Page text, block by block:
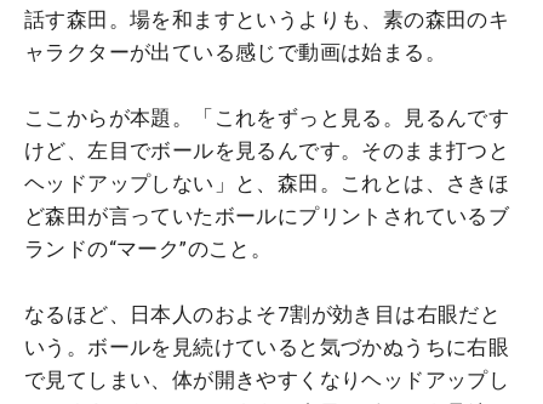
話す森田。場を和ますというよりも、素の森田のキ
ャラクターが出ている感じで動画は始まる。
ここからが本題。「これをずっと見る。見るんです
けど、左目でボールを見るんです。そのまま打つと
ヘッドアップしない」と、森田。これとは、さきほ
ど森田が言っていたボールにプリントされているブ
ランドの“マーク”のこと。
なるほど、日本人のおよそ7割が効き目は右眼だと
いう。ボールを見続けていると気づかぬうちに右眼
で見てしまい、体が開きやすくなりヘッドアップし